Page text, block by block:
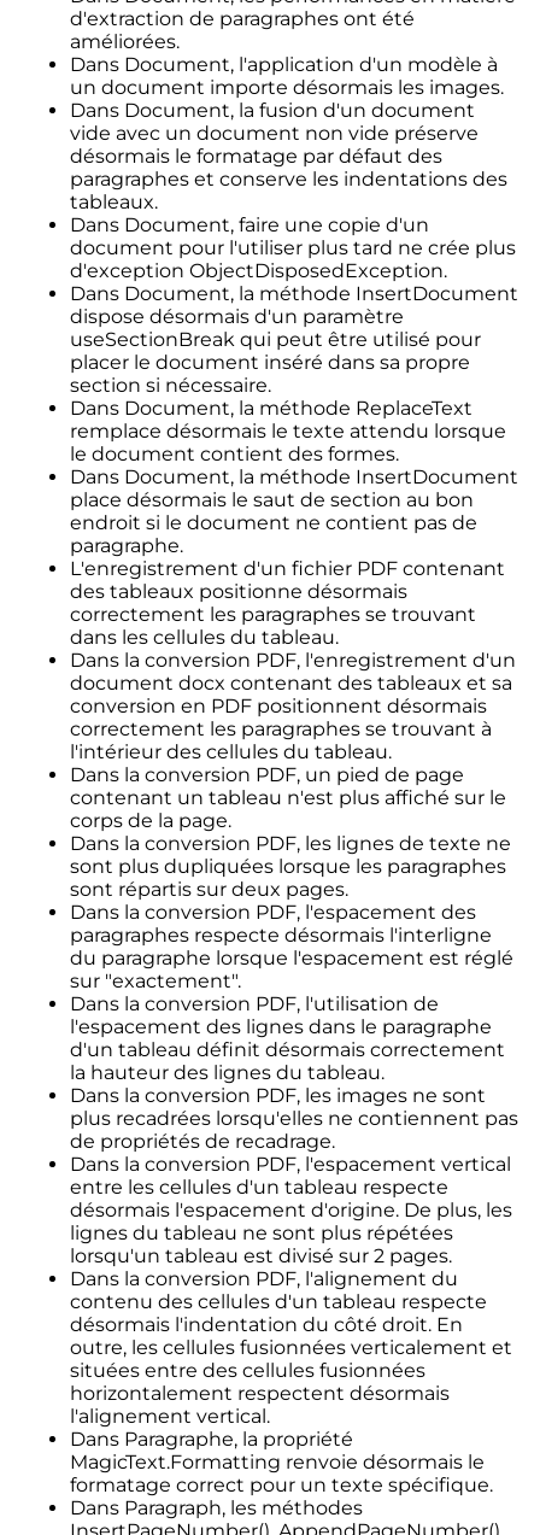
d'extraction de paragraphes ont été
améliorées.
Dans Document, l'application d'un modèle à
un document importe désormais les images.
Dans Document, la fusion d'un document
vide avec un document non vide préserve
désormais le formatage par défaut des
paragraphes et conserve les indentations des
tableaux.
Dans Document, faire une copie d'un
document pour l'utiliser plus tard ne crée plus
d'exception ObjectDisposedException.
Dans Document, la méthode InsertDocument
dispose désormais d'un paramètre
useSectionBreak qui peut être utilisé pour
placer le document inséré dans sa propre
section si nécessaire.
Dans Document, la méthode ReplaceText
remplace désormais le texte attendu lorsque
le document contient des formes.
Dans Document, la méthode InsertDocument
place désormais le saut de section au bon
endroit si le document ne contient pas de
paragraphe.
L'enregistrement d'un fichier PDF contenant
des tableaux positionne désormais
correctement les paragraphes se trouvant
dans les cellules du tableau.
Dans la conversion PDF, l'enregistrement d'un
document docx contenant des tableaux et sa
conversion en PDF positionnent désormais
correctement les paragraphes se trouvant à
l'intérieur des cellules du tableau.
Dans la conversion PDF, un pied de page
contenant un tableau n'est plus affiché sur le
corps de la page.
Dans la conversion PDF, les lignes de texte ne
sont plus dupliquées lorsque les paragraphes
sont répartis sur deux pages.
Dans la conversion PDF, l'espacement des
paragraphes respecte désormais l'interligne
du paragraphe lorsque l'espacement est réglé
sur "exactement".
Dans la conversion PDF, l'utilisation de
l'espacement des lignes dans le paragraphe
d'un tableau définit désormais correctement
la hauteur des lignes du tableau.
Dans la conversion PDF, les images ne sont
plus recadrées lorsqu'elles ne contiennent pas
de propriétés de recadrage.
Dans la conversion PDF, l'espacement vertical
entre les cellules d'un tableau respecte
désormais l'espacement d'origine. De plus, les
lignes du tableau ne sont plus répétées
lorsqu'un tableau est divisé sur 2 pages.
Dans la conversion PDF, l'alignement du
contenu des cellules d'un tableau respecte
désormais l'indentation du côté droit. En
outre, les cellules fusionnées verticalement et
situées entre des cellules fusionnées
horizontalement respectent désormais
l'alignement vertical.
Dans Paragraphe, la propriété
MagicText.Formatting renvoie désormais le
formatage correct pour un texte spécifique.
Dans Paragraph, les méthodes